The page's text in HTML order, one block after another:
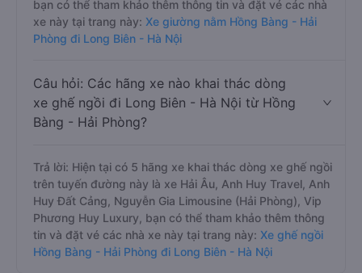
bạn có thể tham khảo thêm thông tin và đặt vé các nhà
xe này tại trang này: Xe giường nằm Hồng Bàng - Hải
Phòng đi Long Biên - Hà Nội
Câu hỏi: Các hãng xe nào khai thác dòng
xe ghế ngồi đi Long Biên - Hà Nội từ Hồng
Bàng - Hải Phòng?
Trả lời: Hiện tại có 5 hãng xe khai thác dòng xe ghế ngồi
trên tuyến đường này là xe Hải Âu, Anh Huy Travel, Anh
Huy Đất Cảng, Nguyễn Gia Limousine (Hải Phòng), Vip
Phương Huy Luxury, bạn có thể tham khảo thêm thông
tin và đặt vé các nhà xe này tại trang này: Xe ghế ngồi
Hồng Bàng - Hải Phòng đi Long Biên - Hà Nội